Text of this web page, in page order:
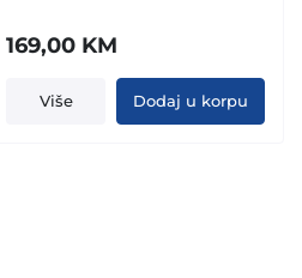
169,00 KM
Više Dodaj u korpu